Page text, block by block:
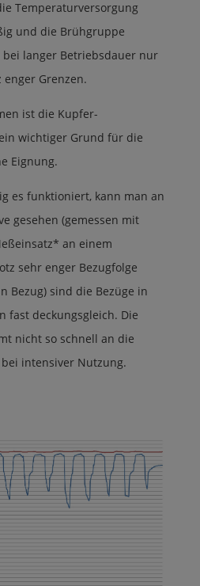
Temperaturversorgung
und die Brühgruppe
bei langer Betriebsdauer nur
Grenzen.
ist die Kupfer-
wichtiger Grund für die
Eignung.
es funktioniert, kann man an
gesehen (gemessen mit
an einem
sehr enger Bezugfolge
Bezug) sind die Bezüge in
fast deckungsgleich. Die
nicht so schnell an die
intensiver Nutzung.